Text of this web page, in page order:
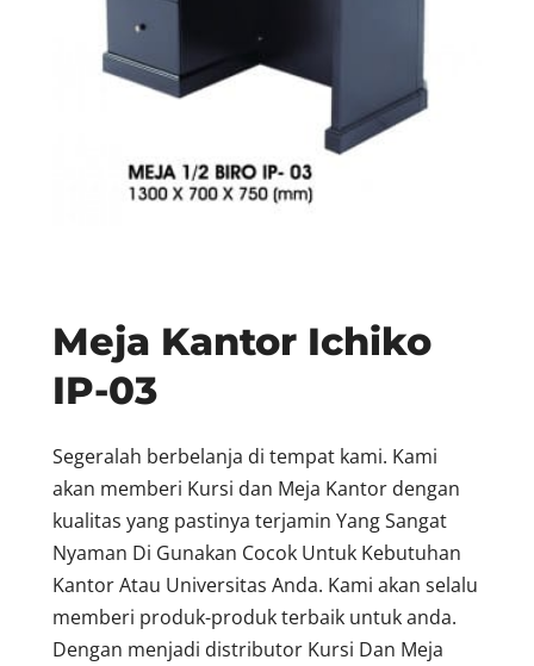
Meja Kantor Ichiko
IP-03
Segeralah berbelanja di tempat kami. Kami
akan memberi Kursi dan Meja Kantor dengan
kualitas yang pastinya terjamin Yang Sangat
Nyaman Di Gunakan Cocok Untuk Kebutuhan
Kantor Atau Universitas Anda. Kami akan selalu
memberi produk-produk terbaik untuk anda.
Dengan menjadi distributor Kursi Dan Meja